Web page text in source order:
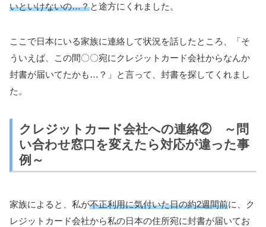
いといけないの…？と途方にくれました。
ここで日本にいる家族に連絡して状況を話したところ、「そ
ういえば、この間〇〇宛にクレジットカード会社からなんか
封書が届いてたかも…？」と言って、封書を探してくれまし
た。
クレジットカード会社への連絡② ～問
い合わせ窓口を変えたら対応が違った事
例～
家族によると、私が不正利用に気付いた日の約2週間前に、ク
レジットカード会社から私の日本の住所宛に封書が届いてお